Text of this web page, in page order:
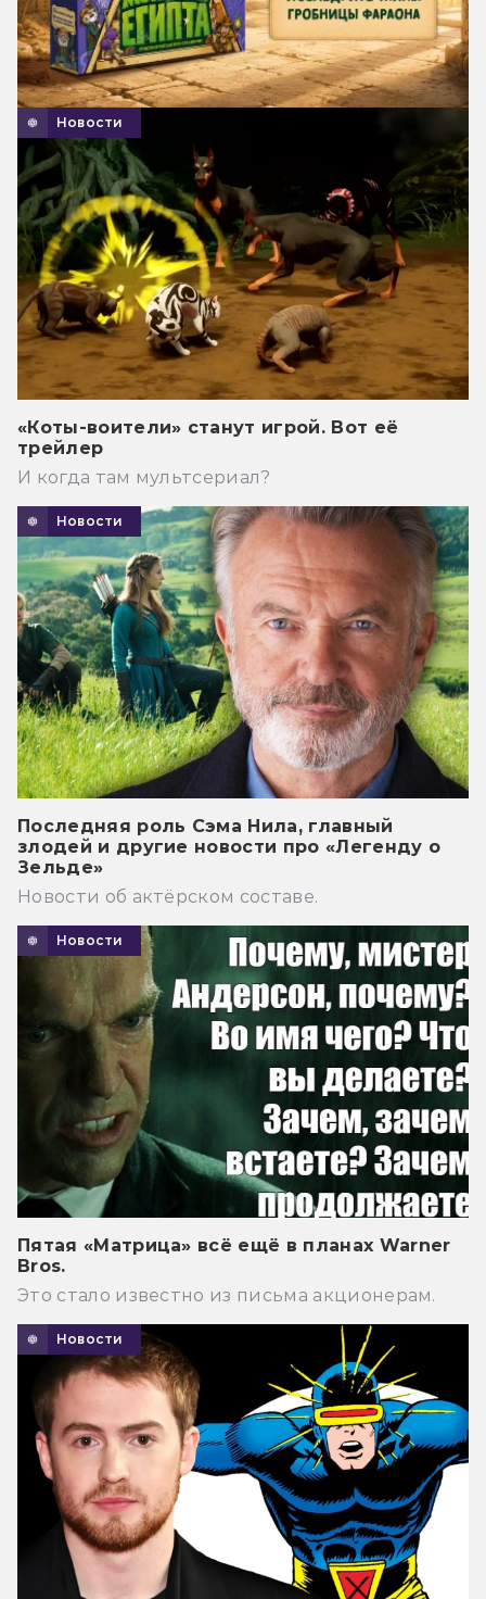
Новости
«Коты-воители» станут игрой. Вот её
трейлер
И когда там мультсериал?
Новости
Последняя роль Сэма Нила, главный
злодей и другие новости про «Легенду о
Зельде»
Новости об актёрском составе.
Новости
Пятая «Матрица» всё ещё в планах Warner
Bros.
Это стало известно из письма акционерам.
Новости